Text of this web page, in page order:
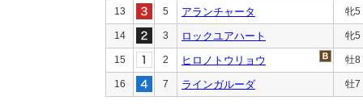
13 5 アランチャータ 牝5
14 3 ロックユアハート 牝5
15 2 ヒロノトウリョウ 牡8
16 7 ラインガルーダ 牡7